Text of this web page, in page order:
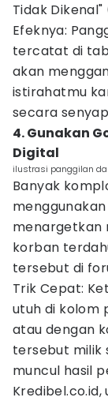
Tidak
Efeknya:
tercatat di
akan
istirahatmu
secara
4. Gunakan
Digital
ilustrasi panggilan
Banyak
menargetkan
korban
tersebut di
Trik Cepat:
utuh di kolom
atau dengan
tersebut milik
muncul hasil